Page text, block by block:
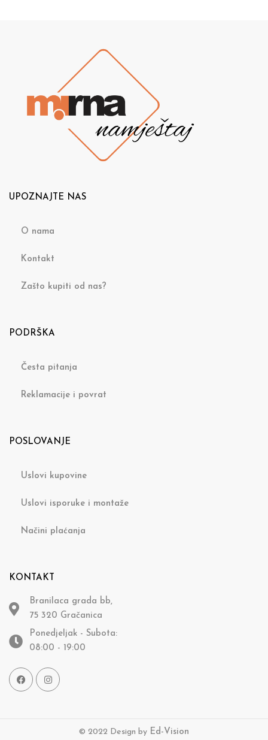
UPOZNAJTE NAS
O nama
Kontakt
Zašto kupiti od nas?
PODRŠKA
Česta pitanja
Reklamacije i povrat
POSLOVANJE
Uslovi kupovine
Uslovi isporuke i montaže
Načini plaćanja
KONTAKT
Branilaca grada bb,
75 320 Gračanica
Ponedjeljak - Subota:
08:00 - 19:00
© 2022 Design by Ed-Vision